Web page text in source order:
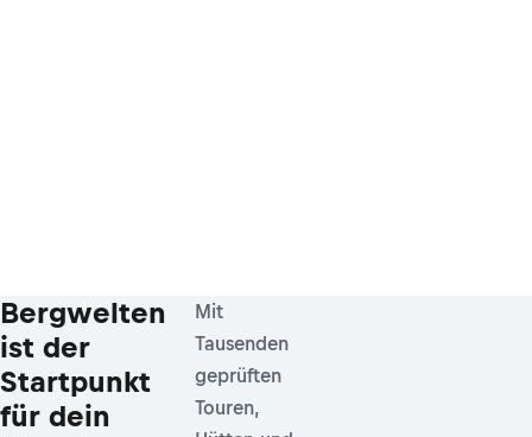
Bergwelten
ist der
Startpunkt
für dein
Mit
Tausenden
geprüften
Touren,